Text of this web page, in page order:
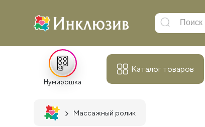
Нумирошка
Каталог товаров
Массажный ролик